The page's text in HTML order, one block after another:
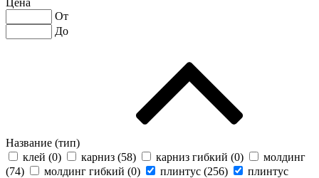
От
До
Название (тип)
клей (0) карниз (58) карниз гибкий (0)
молдинг
(74) молдинг гибкий (0) плинтус (256)
плинтус